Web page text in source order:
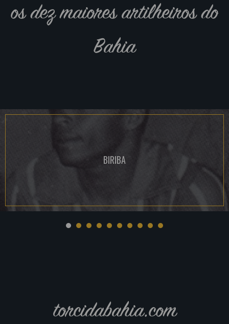
os dez maiores artilheiros do
Bahia
BIRIBA
torcidabahia.com